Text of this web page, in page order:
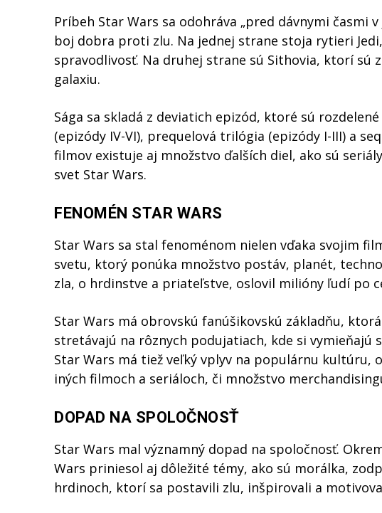
Príbeh Star Wars sa odohráva „pred dávnymi časmi
boj dobra proti zlu. Na jednej strane stoja rytieri
spravodlivosť. Na druhej strane sú Sithovia, ktorí sú
galaxiu.
Sága sa skladá z deviatich epizód, ktoré sú
(epizódy IV-VI), prequelová trilógia (epizódy I-III) a
filmov existuje aj množstvo ďalších diel, ako sú
svet Star Wars.
FENOMÉN STAR WARS
Star Wars sa stal fenoménom nielen vďaka svojim
svetu, ktorý ponúka množstvo postáv, planét,
zla, o hrdinstve a priateľstve, oslovil milióny ľudí po
Star Wars má obrovskú fanúšikovskú základňu,
stretávajú na rôznych podujatiach, kde si vymieňajú
Star Wars má tiež veľký vplyv na populárnu kultúru,
iných filmoch a seriáloch, či množstvo
DOPAD NA SPOLOČNOSŤ
Star Wars mal významný dopad na spoločnosť.
Wars priniesol aj dôležité témy, ako sú morálka,
hrdinoch, ktorí sa postavili zlu, inšpirovali a